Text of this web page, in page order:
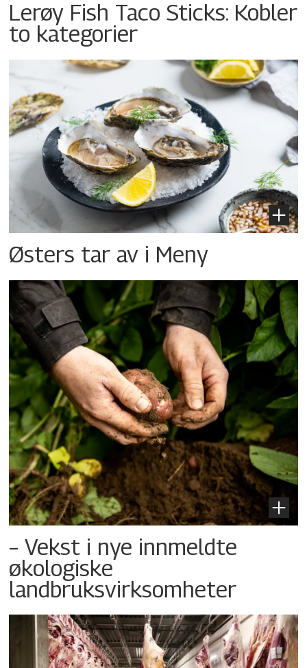
Lerøy Fish Taco Sticks: Kobler
to kategorier
Østers tar av i Meny
– Vekst i nye innmeldte
økologiske
landbruksvirksomheter